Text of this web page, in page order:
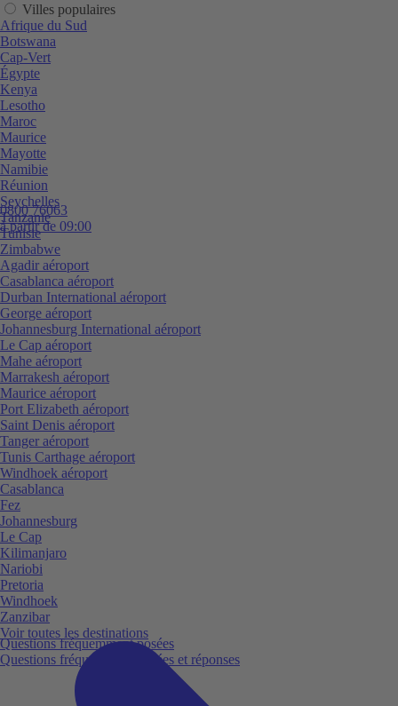
0800 76063
à partir de 09:00
Questions fréquemment posées
Questions fréquemment posées et réponses
Villes populaires
Afrique du Sud
Botswana
Cap-Vert
Égypte
Kenya
Lesotho
Maroc
Maurice
Mayotte
Namibie
Réunion
Seychelles
Tanzanie
Tunisie
Zimbabwe
Agadir aéroport
Casablanca aéroport
Durban International aéroport
George aéroport
Johannesburg International aéroport
Le Cap aéroport
Mahe aéroport
Marrakesh aéroport
Maurice aéroport
Port Elizabeth aéroport
Saint Denis aéroport
Tanger aéroport
Tunis Carthage aéroport
Windhoek aéroport
Casablanca
Fez
Johannesburg
Le Cap
Kilimanjaro
Nariobi
Pretoria
Windhoek
Zanzibar
Voir toutes les destinations